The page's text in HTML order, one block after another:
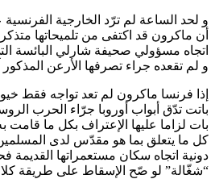
و لحد الساعة لم ترّد الخارجية
أن ماكرون قد اكتفى من تلميحاتها
اتجاه مسؤولي صحيفة شارلي البائسة
و لم تقعده جراء تصرفها الأرعن المذكور
إذا فرنسا ماكرون لم تعد تواجه فقط
باتت تدّق أبواب أوروبا جرّاء الحرب
بات لزاما عليها الإعتراف بكل ما قامت
كل ما يتعلق بما هو مقدّس لدى المسلمين
دونية اتجاه سكان مستعمراتها القديمة
“شغّالة” لو صّح الإسقاط على طريقة